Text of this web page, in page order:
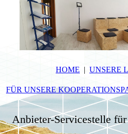
HOME UNSERE
FÜR UNSERE
Anbieter-Servicestelle